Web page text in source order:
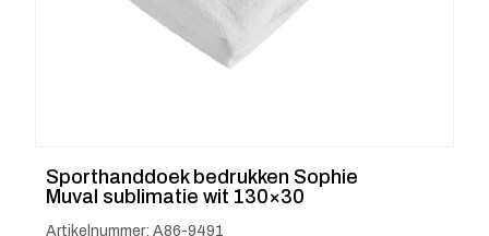
Sporthanddoek bedrukken Sophie
Muval sublimatie wit 130×30
Artikelnummer: A86-9491